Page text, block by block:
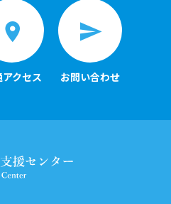
クセス お問い合わせ